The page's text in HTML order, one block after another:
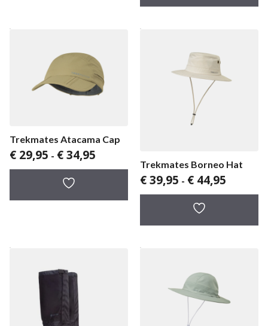
Trekmates Atacama Cap
€ 29,95 - €34,95
Trekmates Borneo Hat
€39,95 - € 44,95